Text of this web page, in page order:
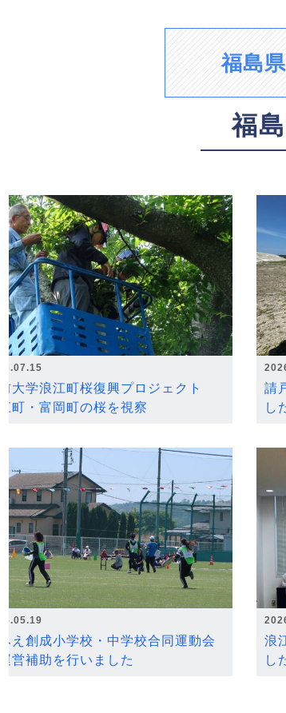
福島
福
前大学浪江町桜復興プロジェクト
江町・富岡町の桜を視察
請
し
みえ創成小学校・中学校合同運動会
運営補助を行いました
浪
し